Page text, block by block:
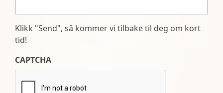
Klikk "Send", så kommer vi tilbake til deg om kort
tid!
CAPTCHA